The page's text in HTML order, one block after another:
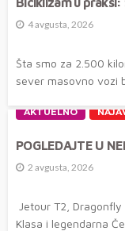
4 avgusta, 2026
Šta smo za 2.500
sever masovno
AKTUELNO
POGLEDAJTE U
2 avgusta, 2026
Jetour T2,
Klasa i legendarna